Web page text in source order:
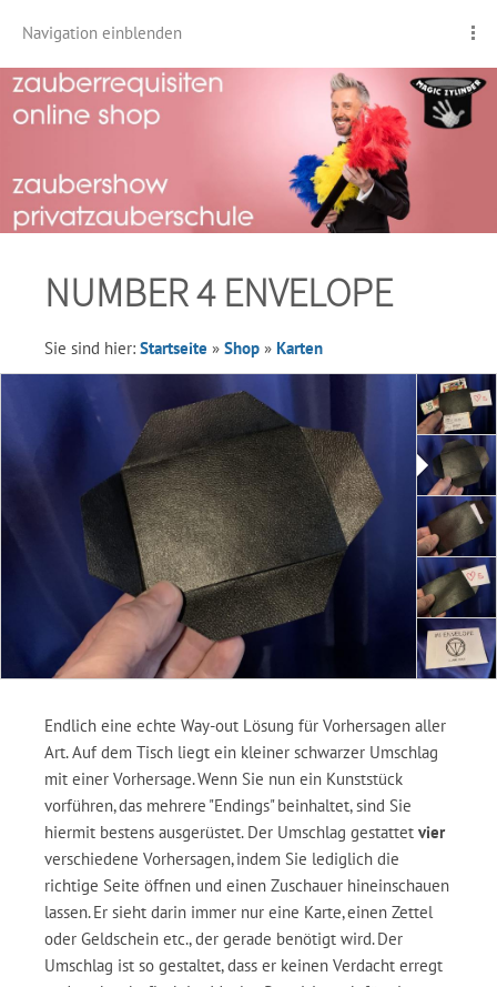
Navigation einblenden
NUMBER 4 ENVELOPE
Sie sind hier: Startseite » Shop » Karten
Endlich eine echte Way-out Lösung für Vorhersagen aller
Art. Auf dem Tisch liegt ein kleiner schwarzer Umschlag
mit einer Vorhersage. Wenn Sie nun ein Kunststück
vorführen, das mehrere "Endings" beinhaltet, sind Sie
hiermit bestens ausgerüstet. Der Umschlag gestattet vier
verschiedene Vorhersagen, indem Sie lediglich die
richtige Seite öffnen und einen Zuschauer hineinschauen
lassen. Er sieht darin immer nur eine Karte, einen Zettel
oder Geldschein etc., der gerade benötigt wird. Der
Umschlag ist so gestaltet, dass er keinen Verdacht erregt